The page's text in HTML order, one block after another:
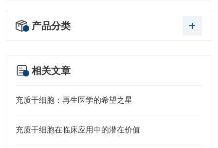
产品分类
相关文章
充质干细胞：再生医学的希望之星
充质干细胞在临床应用中的潜在价值